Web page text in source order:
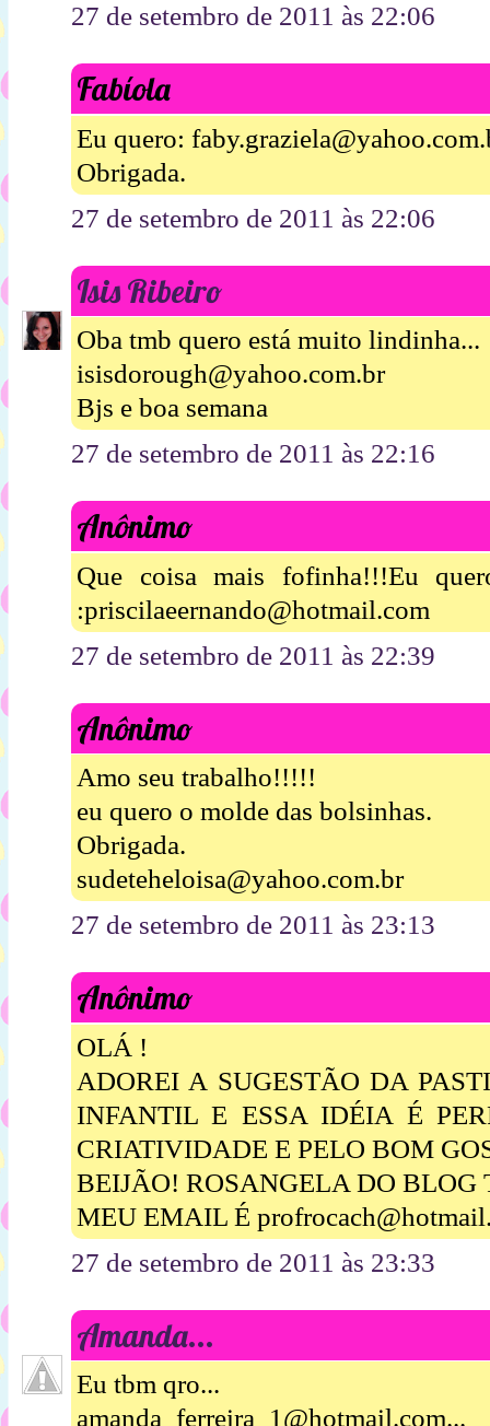
27 de setembro de 2011 às 22:06
Fabíola
Eu quero:
Obrigada.
27 de setembro de 2011 às 22:06
Isis Ribeiro
Oba tmb quero está muito lindinha...
isisdorough@yahoo.com.br
Bjs e boa semana
27 de setembro de 2011 às 22:16
Anônimo
Que coisa mais fofinha!!!Eu
:priscilaeernando@hotmail.com
27 de setembro de 2011 às 22:39
Anônimo
Amo seu trabalho!!!!!
eu quero o molde das bolsinhas.
Obrigada.
sudeteheloisa@yahoo.com.br
27 de setembro de 2011 às 23:13
Anônimo
OLÁ !
ADOREI A SUGESTÃO DA
INFANTIL E ESSA IDÉIA É
CRIATIVIDADE E PELO BOM
BEIJÃO! ROSANGELA DO
MEU EMAIL É
27 de setembro de 2011 às 23:33
Amanda...
Eu tbm qro...
amanda_ferreira_1@hotmail.com...